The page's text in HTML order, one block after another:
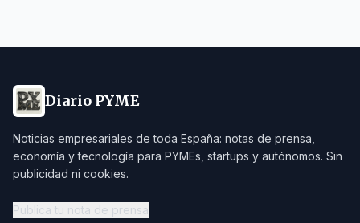
Diario PYME
Noticias empresariales de toda España: notas de prensa,
economía y tecnología para PYMEs, startups y autónomos. Sin
publicidad ni cookies.
Publica tu nota de prensa